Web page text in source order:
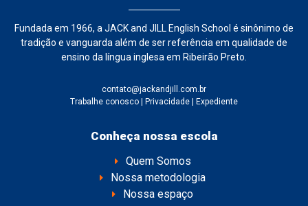
Fundada em 1966, a JACK and JILL English School é sinônimo de
tradição e vanguarda além de ser referência em qualidade de
ensino da língua inglesa em Ribeirão Preto.
contato@jackandjill.com.br
Trabalhe conosco | Privacidade | Expediente
Conheça nossa escola
Quem Somos
Nossa metodologia
Nossa espaço